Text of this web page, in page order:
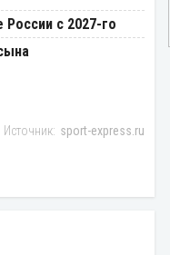
России с 2027-го
sport-express.ru